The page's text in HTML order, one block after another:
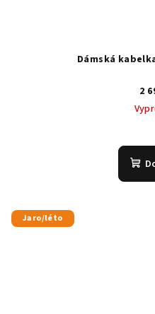
Dámská
2
Jaro/léto